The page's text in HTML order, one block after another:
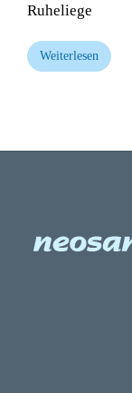
Ruheliege
Weiterlesen